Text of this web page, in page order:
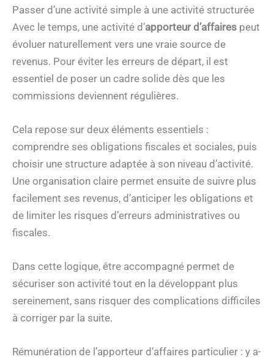
Passer d’une activité simple à une activité structurée
Avec le temps, une activité d’apporteur d’affaires peut
évoluer naturellement vers une vraie source de
revenus. Pour éviter les erreurs de départ, il est
essentiel de poser un cadre solide dès que les
commissions deviennent régulières.
Cela repose sur deux éléments essentiels :
comprendre ses obligations fiscales et sociales, puis
choisir une structure adaptée à son niveau d’activité.
Une organisation claire permet ensuite de suivre plus
facilement ses revenus, d’anticiper les obligations et
de limiter les risques d’erreurs administratives ou
fiscales.
Dans cette logique, être accompagné permet de
sécuriser son activité tout en la développant plus
sereinement, sans risquer des complications difficiles
à corriger par la suite.
Rémunération de l’apporteur d’affaires particulier : y a-